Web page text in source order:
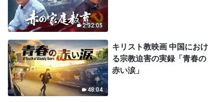
2:32:05
48:04
キリスト教映画 中国におけ
る宗教迫害の実録「青春の
赤い涙」